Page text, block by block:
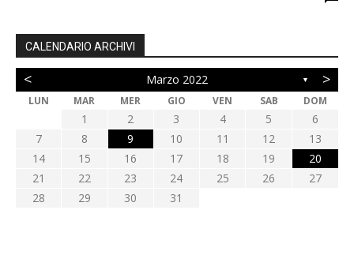
CALENDARIO ARCHIVI
< Marzo 2022 ▼ >
LUN MAR MER GIO VEN SAB DOM
1 2 3 4 5
6
7
8 9 10 11 12
13
14
15 16 17 18 19
20
21
22 23 24 25 26
27
28
29 30 31